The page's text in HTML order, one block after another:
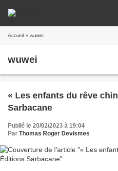
Accueil » wuwei
wuwei
« Les enfants du rêve
Sarbacane
Publié le 20/02/2023 à 19:04
Par Thomas Roger Devismes